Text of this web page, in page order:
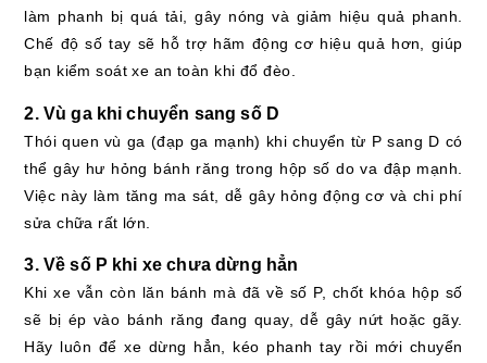
làm phanh bị quá tải, gây nóng và giảm hiệu quả phanh.
Chế độ số tay sẽ hỗ trợ hãm động cơ hiệu quả hơn, giúp
bạn kiểm soát xe an toàn khi đổ đèo.
2. Vù ga khi chuyển sang số D
Thói quen vù ga (đạp ga mạnh) khi chuyển từ P sang D có
thể gây hư hỏng bánh răng trong hộp số do va đập mạnh.
Việc này làm tăng ma sát, dễ gây hỏng động cơ và chi phí
sửa chữa rất lớn.
3. Về số P khi xe chưa dừng hẳn
Khi xe vẫn còn lăn bánh mà đã về số P, chốt khóa hộp số
sẽ bị ép vào bánh răng đang quay, dễ gây nứt hoặc gãy.
Hãy luôn để xe dừng hẳn, kéo phanh tay rồi mới chuyển